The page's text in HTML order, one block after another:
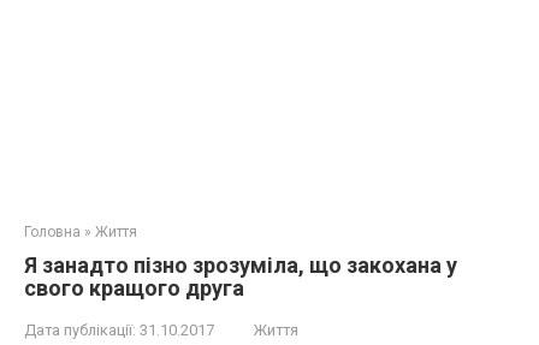
Головна » Життя
Я занадто пізно зрозуміла, що закохана у
свого кращого друга
Дата публікації: 31.10.2017 Життя